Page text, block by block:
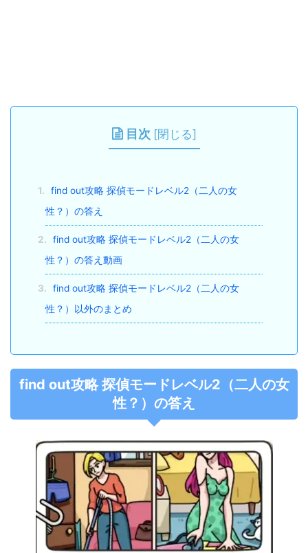
目次 [閉じる]
1.
find out攻略 探偵モードレベル2（二人の女
性？）の答え
2.
find out攻略 探偵モードレベル2（二人の女
性？）の答え動画
3.
find out攻略 探偵モードレベル2（二人の女
性？）以外のまとめ
find out攻略 探偵モードレベル2（二人の女
性？）の答え